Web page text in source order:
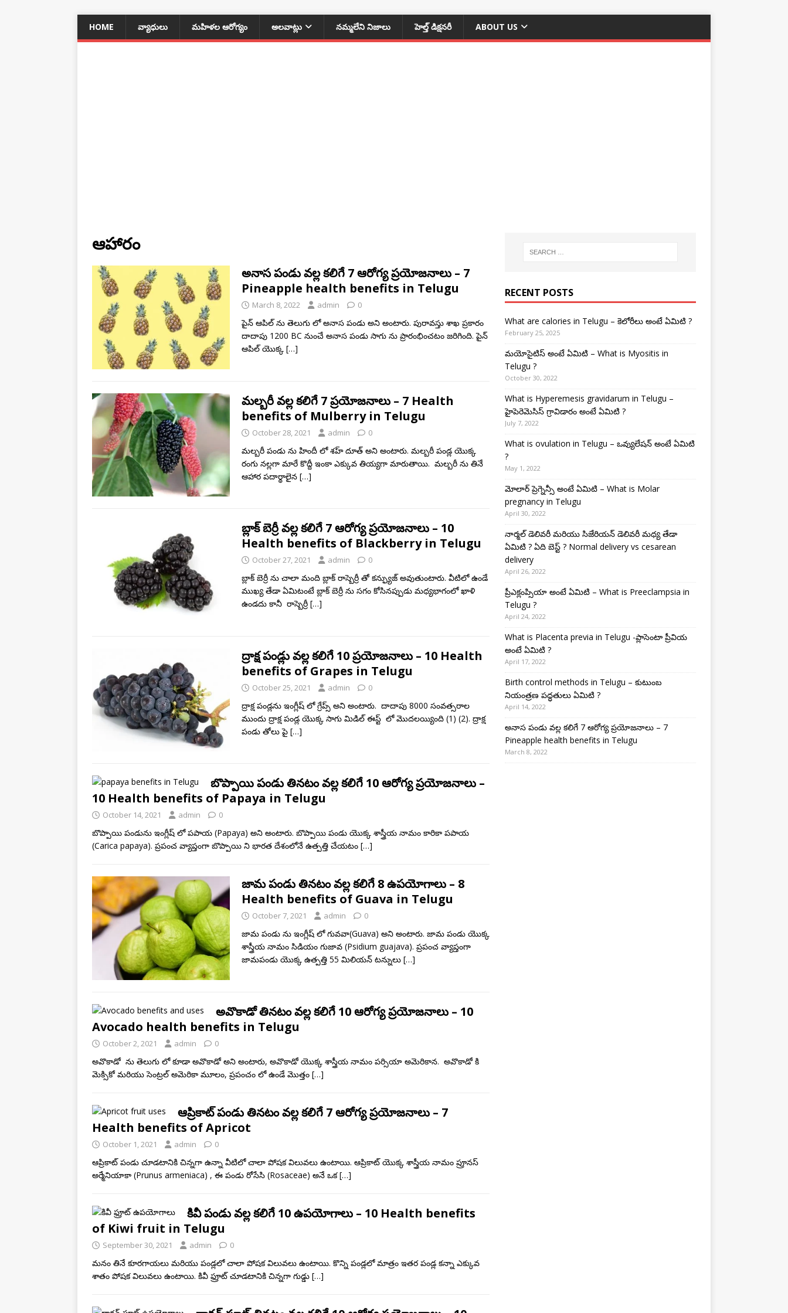
HOME వ్యాధులు మహిళల ఆరోగ్యం అలవాట్లు నమ్మలేని నిజాలు హెల్త్ డిక్షనరీ ABOUT US
ఆహారం
అనాస పండు వల్ల కలిగే 7 ఆరోగ్య ప్రయోజనాలు – 7
Pineapple health benefits in Telugu
March 8, 2022 admin 0
పైన్ ఆపిల్ ను తెలుగు లో అనాస పండు అని అంటారు. పురావస్తు శాఖ ప్రకారం
దాదాపు 1200 BC నుంచే అనాస పండు సాగు ను ప్రారంభించటం జరిగింది. పైన్
ఆపిల్ యొక్క […]
మల్బరీ వల్ల కలిగే 7 ప్రయోజనాలు – 7 Health
benefits of Mulberry in Telugu
October 28, 2021 admin 0
మల్బరీ పండు ను హిందీ లో శహ్ దూత్ అని అంటారు. మల్బరీ పండ్ల యొక్క
రంగు నల్లగా మారే కొద్దీ ఇంకా ఎక్కువ తియ్యగా మారుతాయి. మల్బరీ ను తినే
ఆహార పదార్థాలైన […]
బ్లాక్ బెర్రీ వల్ల కలిగే 7 ఆరోగ్య ప్రయోజనాలు – 10
Health benefits of Blackberry in Telugu
October 27, 2021 admin 0
బ్లాక్ బెర్రీ ను చాలా మంది బ్లాక్ రాస్బెర్రీ తో కన్ఫ్యుజ్ అవుతుంటారు. వీటిలో ఉండే
ముఖ్య తేడా ఏమిటంటే బ్లాక్ బెర్రీ ను సగం కోసినప్పుడు మధ్యభాగంలో ఖాళి
ఉండదు కానీ రాస్బెర్రీ […]
ద్రాక్ష పండ్లు వల్ల కలిగే 10 ప్రయోజనాలు – 10 Health
benefits of Grapes in Telugu
October 25, 2021 admin 0
ద్రాక్ష పండ్లను ఇంగ్లీష్ లో గ్రేప్స్ అని అంటారు. దాదాపు 8000 సంవత్సరాల
ముందు ద్రాక్ష పండ్ల యొక్క సాగు మిడిల్ ఈస్ట్ లో మొదలయ్యింది (1) (2). ద్రాక్ష
పండు తోలు పై […]
బొప్పాయి పండు తినటం వల్ల కలిగే 10 ఆరోగ్య ప్రయోజనాలు –
10 Health benefits of Papaya in Telugu
October 14, 2021 admin 0
బొప్పాయి పండును ఇంగ్లీష్ లో పపాయ (Papaya) అని అంటారు. బొప్పాయి పండు యొక్క శాస్త్రీయ నామం కారికా పపాయ
(Carica papaya). ప్రపంచ వ్యాప్తంగా బొప్పాయి ని భారత దేశంలోనే ఉత్పత్తి చేయటం […]
జామ పండు తినటం వల్ల కలిగే 8 ఉపయోగాలు – 8
Health benefits of Guava in Telugu
October 7, 2021 admin 0
జామ పండు ను ఇంగ్లీష్ లో గువవా(Guava) అని అంటారు. జామ పండు యొక్క
శాస్త్రీయ నామం సిడియం గుజావ (Psidium guajava). ప్రపంచ వ్యాప్తంగా
జామపండు యొక్క ఉత్పత్తి 55 మిలియన్ టన్నులు […]
అవొకాడో తినటం వల్ల కలిగే 10 ఆరోగ్య ప్రయోజనాలు – 10
Avocado health benefits in Telugu
October 2, 2021 admin 0
అవొకాడో ను తెలుగు లో కూడా అవొకాడో అని అంటారు, అవొకాడో యొక్క శాస్త్రీయ నామం పర్సియా అమెరికాన. అవొకాడో కి
మెక్సికో మరియు సెంట్రల్ అమెరికా మూలం, ప్రపంచం లో ఉండే మొత్తం […]
ఆప్రికాట్ పండు తినటం వల్ల కలిగే 7 ఆరోగ్య ప్రయోజనాలు – 7
Health benefits of Apricot
October 1, 2021 admin 0
ఆప్రికాట్ పండు చూడటానికి చిన్నగా ఉన్నా వీటిలో చాలా పోషక విలువలు ఉంటాయి. ఆప్రికాట్ యొక్క శాస్త్రీయ నామం ప్రూనస్
అర్మేనియాకా (Prunus armeniaca) , ఈ పండు రోసేసి (Rosaceae) అనే ఒక[…]
కివీ పండు వల్ల కలిగే 10 ఉపయోగాలు – 10 Health benefits
of Kiwi fruit in Telugu
September 30, 2021 admin 0
మనం తినే కూరగాయలు మరియు పండ్లలో చాలా పోషక విలువలు ఉంటాయి. కొన్ని పండ్లలో మాత్రం ఇతర పండ్ల కన్నా ఎక్కువ
శాతం పోషక విలువలు ఉంటాయి. కివీ ఫ్రూట్ చూడటానికి చిన్నగా గుడ్డు […]
RECENT POSTS
What are calories in Telugu – కెలోరీలు అంటే ఏమిటి ?
February 25, 2025
మయోసైటిస్ అంటే ఏమిటి – What is Myositis in
Telugu ?
October 30, 2022
What is Hyperemesis gravidarum in Telugu –
హైపెరెమెసిస్ గ్రావిడారం అంటే ఏమిటి ?
July 7, 2022
What is ovulation in Telugu – ఒవ్యులేషన్ అంటే ఏమిటి
?
May 1, 2022
మోలార్ ప్రెగ్నెన్సీ అంటే ఏమిటి – What is Molar
pregnancy in Telugu
April 30, 2022
నార్మల్ డెలివరీ మరియు సిజేరియన్ డెలివరీ మధ్య తేడా
ఏమిటి ? ఏది బెస్ట్ ? Normal delivery vs cesarean
delivery
April 26, 2022
ప్రీఎక్లంప్సియా అంటే ఏమిటి – What is Preeclampsia in
Telugu ?
April 24, 2022
What is Placenta previa in Telugu -ప్లాసెంటా ప్రీవియ
అంటే ఏమిటి ?
April 17, 2022
Birth control methods in Telugu – కుటుంబ
నియంత్రణ పద్ధతులు ఏమిటి ?
April 14, 2022
అనాస పండు వల్ల కలిగే 7 ఆరోగ్య ప్రయోజనాలు – 7
Pineapple health benefits in Telugu
March 8, 2022